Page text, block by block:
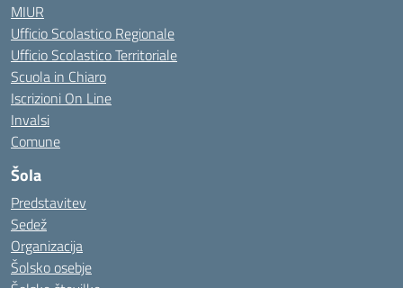
MIUR
Ufficio Scolastico Regionale
Ufficio Scolastico Territoriale
Scuola in Chiaro
Iscrizioni On Line
Invalsi
Comune
Šola
Predstavitev
Sedež
Organizacija
Šolsko osebje